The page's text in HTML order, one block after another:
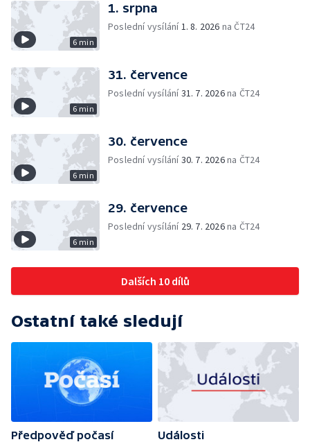
6 min
1. srpna
Poslední vysílání1. 8. 2026 na ČT24
6 min
31. července
Poslední vysílání31. 7. 2026na ČT24
6 min
30. července
Poslední vysílání30. 7. 2026na ČT24
6 min
29. července
Poslední vysílání 29. 7. 2026na ČT24
Dalších 10 dílů
Ostatní také sledují
Předpověď počasí
Události